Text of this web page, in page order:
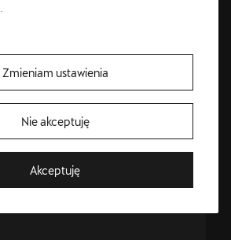
silnikiem i skrzynią biegów
Zmieniam ustawienia
Nie akceptuję
Akceptuję